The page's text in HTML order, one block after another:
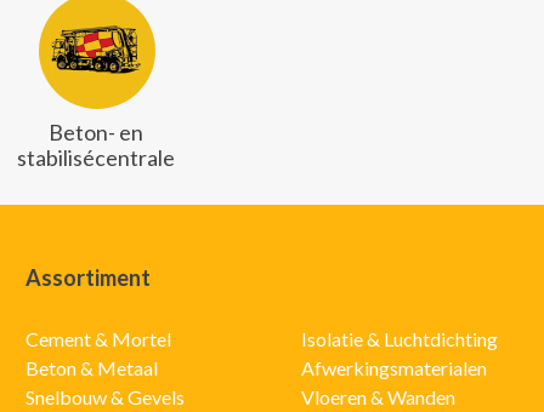
Beton- en
stabilisécentrale
Assortiment
Cement & Mortel
Beton & Metaal
Snelbouw & Gevels
Isolatie & Luchtdichting
Afwerkingsmaterialen
Vloeren & Wanden